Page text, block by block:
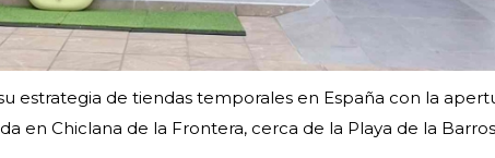
estrategia de tiendas temporales en España con la
en Chiclana de la Frontera, cerca de la Playa de la